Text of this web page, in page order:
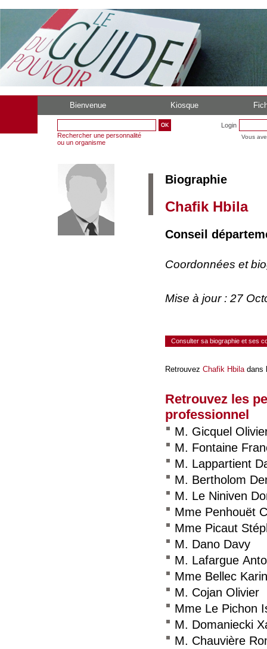
Bienvenue Kiosque
Rechercher une personnalité
ou un organisme
Login
Vous
Biographie
Chafik Hbila
Conseil
Coordonnées et
Mise à jour : 27
Consulter sa biographie et ses
Retrouvez Chafik Hbiladans
Retrouvez les
professionnel
M. Gicquel
M. Fontaine
M. Lappartient
M. Bertholom
M. Le Niniven
Mme Penhouët
Mme Picaut
M. Dano Davy
M. Lafargue
Mme Bellec
M. Cojan Olivier
Mme Le Pichon
M. Domaniecki
M. Chauvière